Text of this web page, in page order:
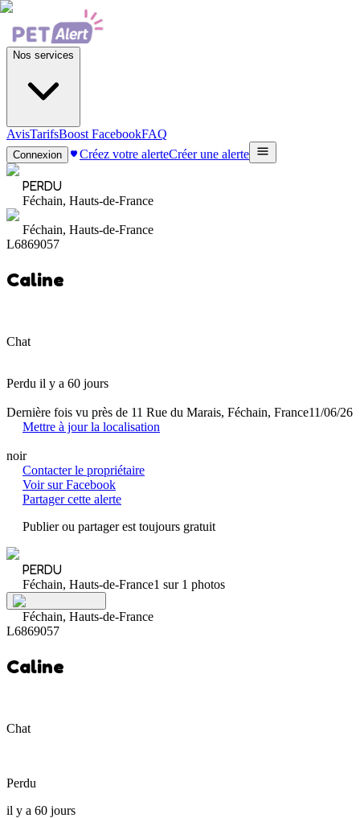
Nos services
AvisTarifsBoost FacebookFAQ
Connexion Créez votre alerteCréer une alerte
PERDU
Féchain, Hauts-de-France
Féchain, Hauts-de-France
L6869057
Caline
Chat
Perdu il y a 60 jours
Dernière fois vu près de 11 Rue du Marais, Féchain, France11/06/26
Mettre à jour la localisation
noir
Contacter le propriétaire
Voir sur Facebook
Partager cette alerte
Publier ou partager est toujours gratuit
PERDU
Féchain, Hauts-de-France1 sur 1 photos
Féchain, Hauts-de-France
L6869057
Caline
Chat
Perdu
il y a 60 jours